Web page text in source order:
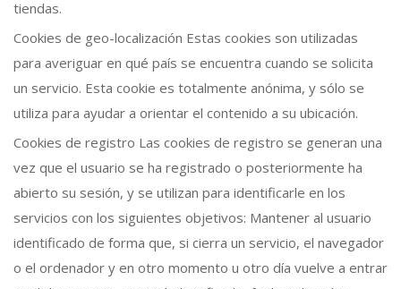
tiendas.
Cookies de geo-localización Estas cookies son utilizadas
para averiguar en qué país se encuentra cuando se solicita
un servicio. Esta cookie es totalmente anónima, y sólo se
utiliza para ayudar a orientar el contenido a su ubicación.
Cookies de registro Las cookies de registro se generan una
vez que el usuario se ha registrado o posteriormente ha
abierto su sesión, y se utilizan para identificarle en los
servicios con los siguientes objetivos: Mantener al usuario
identificado de forma que, si cierra un servicio, el navegador
o el ordenador y en otro momento u otro día vuelve a entrar